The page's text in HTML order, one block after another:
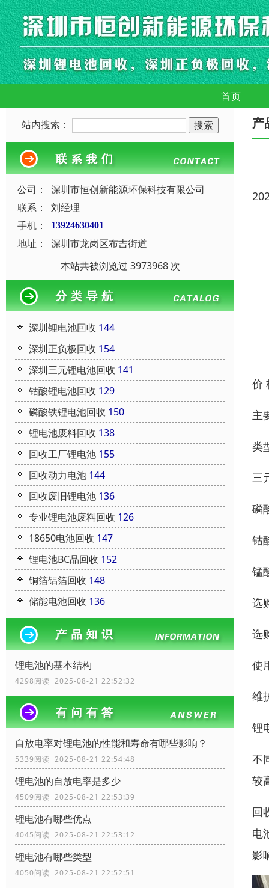
首页
站内搜索：
公司：
深圳市恒创新能源环保科技有限公司
联系：
刘经理
手机：
13924630401
地址：
深圳市龙岗区布吉街道
本站共被浏览过 3973968 次
深圳锂电池回收 144
深圳正负极回收 154
深圳三元锂电池回收 141
钴酸锂电池回收 129
磷酸铁锂电池回收 150
锂电池废料回收 138
回收工厂锂电池 155
回收动力电池 144
回收废旧锂电池 136
专业锂电池废料回收 126
18650电池回收 147
锂电池BC品回收 152
铜箔铝箔回收 148
储能电池回收 136
锂电池的基本结构
4298阅读 2025-08-21 22:52:32
自放电率对锂电池的性能和寿命有哪些影响？
5339阅读 2025-08-21 22:54:48
锂电池的自放电率是多少
4509阅读 2025-08-21 22:53:39
锂电池有哪些优点
4045阅读 2025-08-21 22:53:12
锂电池有哪些类型
4050阅读 2025-08-21 22:52:51
产
价
主
类
三
磷
钴
锰
选
选
使
维
锂
不
较
回
电
影